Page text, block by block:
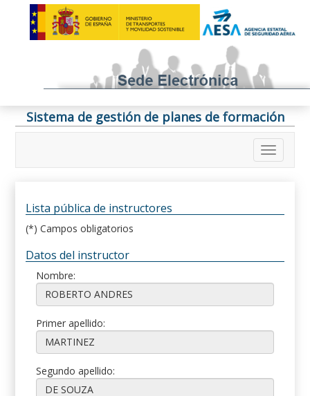
Sistema de gestión de planes de formación
Lista pública de instructores
(*) Campos obligatorios
Datos del instructor
Nombre:
Primer apellido:
Segundo apellido: